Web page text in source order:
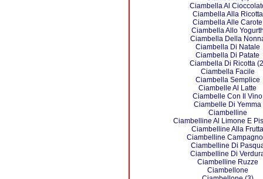
Ciambella Al
Ciambella Alla Ricotta
Ciambella Alle Carote
Ciambella Allo
Ciambella Della
Ciambella Di Natale
Ciambella Di Patate
Ciambella Di Ricotta
Ciambella Facile
Ciambella Semplice
Ciambelle Al Latte
Ciambelle Con Il Vino
Ciambelle Di Yemma
Ciambelline
Ciambelline Al Limone E
Ciambelline Alla Frutta
Ciambelline
Ciambelline Di
Ciambelline Di
Ciambelline Ruzze
Ciambellone